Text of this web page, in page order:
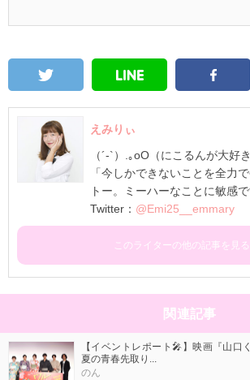
えみりぃ
（´-`）.｡oO（にこるんが大好
「今しかできないことを全力
トー。ミーハーなことに敏感
Twitter： @Emi25__emmary
このライターの他の記事を見る
関連記事
【イベントレポート🎤】映画『山口
夏の青春先取り...
のん